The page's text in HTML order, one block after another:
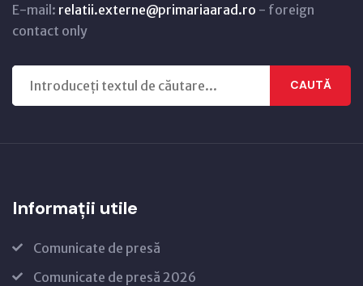
E-mail: relatii.externe@primariaarad.ro - foreign
contact only
CAUTĂ
Informații utile
Comunicate de presă
Comunicate de presă 2026